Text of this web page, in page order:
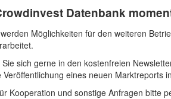
bestehende Gebäude abgerissen
(Nutzfläche) sowie insg. 5
GmbH Mieter der Kita werden
oder das Objekt nach
Datenbank
Möglichkeiten für den weiteren
sich gerne in den kostenfreien
Veröffentlichung eines neuen Marktreports
Kooperation und sonstige Anfragen bitte